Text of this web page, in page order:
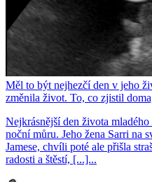
Měl to být nejhezčí den v jeho
změnila život. To, co zjistil
Nejkrásnější den života
noční můru. Jeho žena Sarri na
Jamese, chvíli poté ale přišla
radosti a štěstí, [...]...